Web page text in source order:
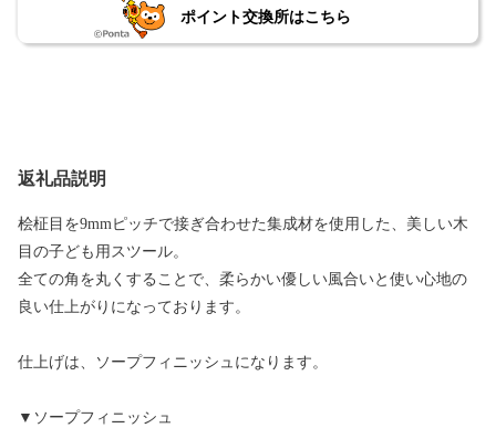
ポイント交換所はこちら
返礼品説明
桧柾目を9mmピッチで接ぎ合わせた集成材を使用した、美しい木
目の子ども用スツール。
全ての角を丸くすることで、柔らかい優しい風合いと使い心地の
良い仕上がりになっております。
仕上げは、ソープフィニッシュになります。
▼ソープフィニッシュ